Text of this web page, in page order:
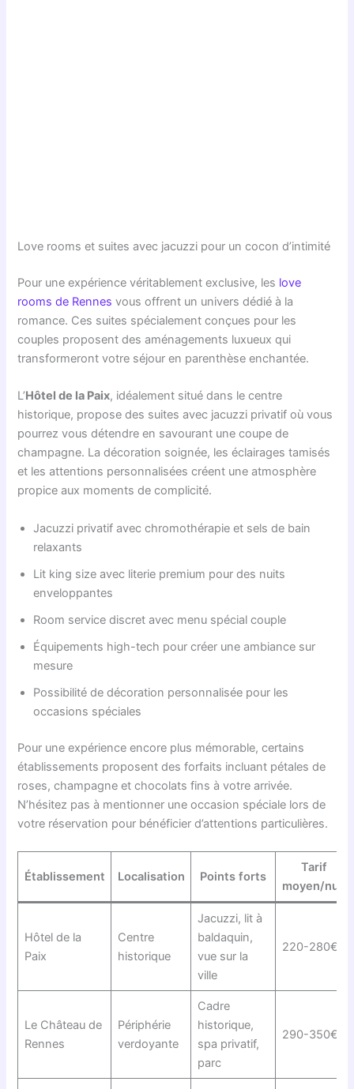
Love rooms et suites avec jacuzzi pour un cocon d’intimité
Pour une expérience véritablement exclusive, les love
rooms de Rennes vous offrent un univers dédié à la
romance. Ces suites spécialement conçues pour les
couples proposent des aménagements luxueux qui
transformeront votre séjour en parenthèse enchantée.
L’Hôtel de la Paix, idéalement situé dans le centre
historique, propose des suites avec jacuzzi privatif où vous
pourrez vous détendre en savourant une coupe de
champagne. La décoration soignée, les éclairages tamisés
et les attentions personnalisées créent une atmosphère
propice aux moments de complicité.
Jacuzzi privatif avec chromothérapie et sels de bain
relaxants
Lit king size avec literie premium pour des nuits
enveloppantes
Room service discret avec menu spécial couple
Équipements high-tech pour créer une ambiance sur
mesure
Possibilité de décoration personnalisée pour les
occasions spéciales
Pour une expérience encore plus mémorable, certains
établissements proposent des forfaits incluant pétales de
roses, champagne et chocolats fins à votre arrivée.
N’hésitez pas à mentionner une occasion spéciale lors de
votre réservation pour bénéficier d’attentions particulières.
Établissement Localisation Points forts
Tarif
moyen/nuit
Hôtel de la
Paix
Centre
historique
Jacuzzi, lit à
baldaquin,
vue sur la
ville
220-280€
Le Château de
Rennes
Périphérie
verdoyante
Cadre
historique,
spa privatif,
parc
290-350€